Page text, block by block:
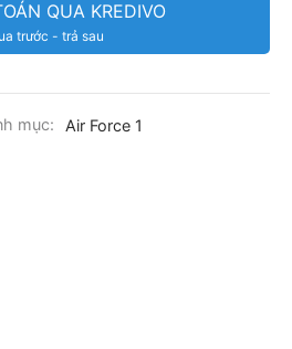
QUA KREDIVO
trước - trả sau
mục:
Air Force 1